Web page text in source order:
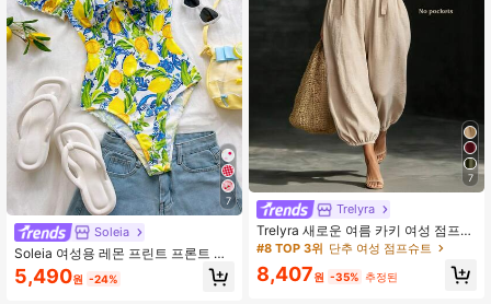
7
Soleia
Soleia 여성용 레몬 프린트 프론트 타
이 보디수트, 휴가복
5,490원 -24%
7
Trelyra
Trelyra 새로운 여름 카키 여성 점프수
트, 캐주얼 비치 휴가 의상
#8 TOP 3위 단추 여성 점프슈트
8,407원 -35% 추정된